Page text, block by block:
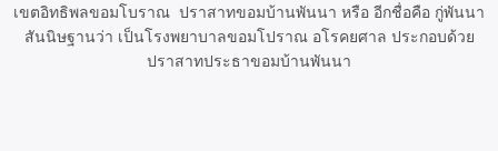
เขตอิทธิพลขอมโบราณ ปราสาทขอมบ้านพันนา หรือ อีกชื่อคือ กู่พันนา
สันนิษฐานว่า เป็นโรงพยาบาลขอมโปราณ อโรคยศาล ประกอบด้วย
ปราสาทประธาขอมบ้านพันนา